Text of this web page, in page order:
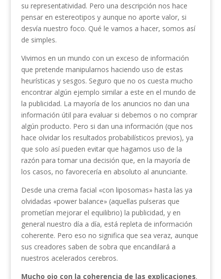
su representatividad. Pero una descripción nos hace
pensar en estereotipos y aunque no aporte valor, si
desvía nuestro foco. Qué le vamos a hacer, somos así
de simples.
Vivimos en un mundo con un exceso de información
que pretende manipularnos haciendo uso de estas
heurísticas y sesgos. Seguro que no os cuesta mucho
encontrar algún ejemplo similar a este en el mundo de
la publicidad. La mayoría de los anuncios no dan una
información útil para evaluar si debemos o no comprar
algún producto. Pero si dan una información (que nos
hace olvidar los resultados probabilísticos previos), ya
que solo así pueden evitar que hagamos uso de la
razón para tomar una decisión que, en la mayoría de
los casos, no favorecería en absoluto al anunciante.
Desde una crema facial «con liposomas» hasta las ya
olvidadas «power balance» (aquellas pulseras que
prometían mejorar el equilibrio) la publicidad, y en
general nuestro día a día, está repleta de información
coherente. Pero eso no significa que sea veraz, aunque
sus creadores saben de sobra que encandilará a
nuestros acelerados cerebros.
Mucho ojo con la coherencia de las explicaciones.